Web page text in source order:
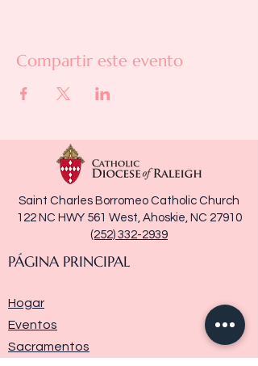
Compartir este evento
Saint Charles Borromeo Catholic Church
122 NC HWY 561 West, Ahoskie, NC 27910
(252) 332-2939
PÁGINA PRINCIPAL
Hogar
Eventos
Sacramentos